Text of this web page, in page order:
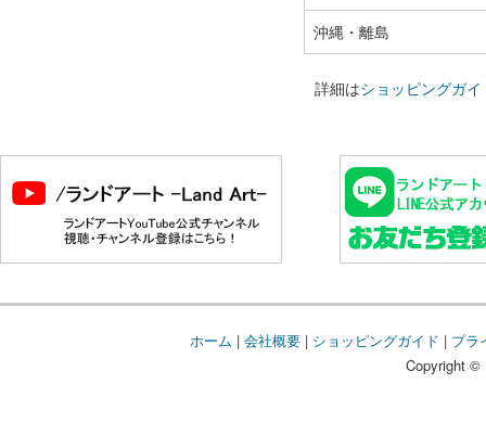
沖縄・離島
詳細はショッピングガイ
ホーム | 会社概要| ショッピングガイド | プラ
Copyright ©